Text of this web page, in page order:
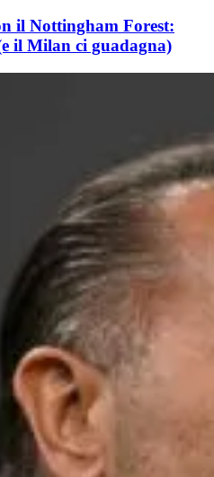
il Nottingham Forest:
il Milan ci guadagna)